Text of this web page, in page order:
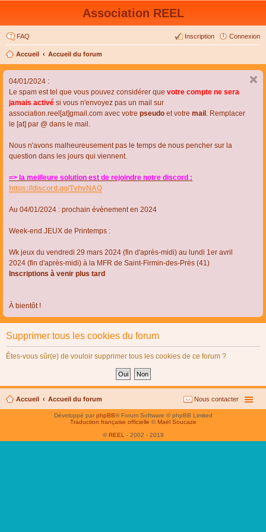
Association REEL
FAQ Connexion
Inscription
Accueil Accueil du forum
04/01/2024 :
Le spam est tel que vous pouvez considérer que votre compte ne sera
jamais activé si vous n'envoyez pas un mail sur
association.reel[at]gmail.com avec votre pseudo et votre mail . Remplacer
le [at] par @ dans le mail.
Nous n'avons malheureusement pas le temps de nous pencher sur la
question dans les jours qui viennent.
=> la meilleure solution est de rejoindre notre discord :
https://discord.gg/TvhyNAQ
Au 04/01/2024 : prochain évènement en 2024
Week-end JEUX de Printemps :
Wk jeux du vendredi 29 mars 2024 (fin d'après-midi) au lundi 1er avril
2024 (fin d'après-midi) à la MFR de Saint-Firmin-des-Près (41)
Inscriptions à venir plus tard
À bientôt !
Supprimer tous les cookies du forum
Êtes-vous sûr(e) de vouloir supprimer tous les cookies de ce forum ?
Accueil Accueil du forum Nous contacter
Développé parphpBB® Forum Software © phpBB Limited
Traduction française officielle © Maël Soucaze
© REEL - 2002 - 2019